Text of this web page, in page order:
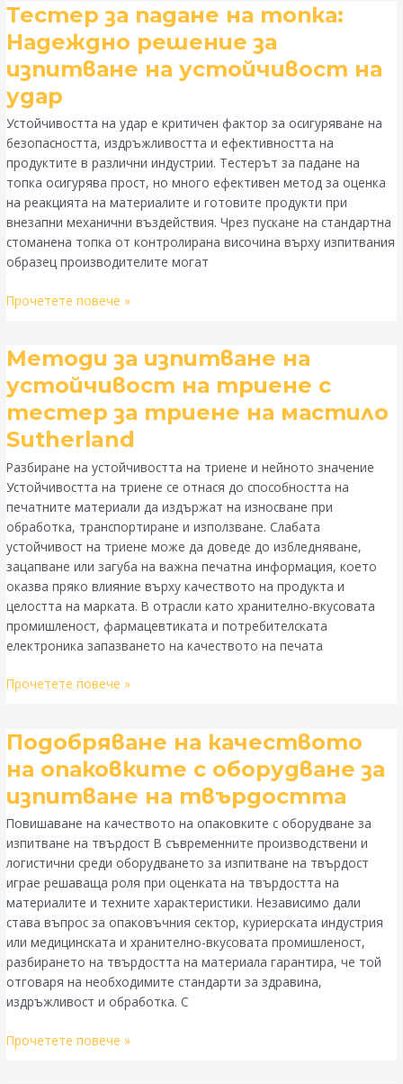
Тестер за падане на топка:
Надеждно решение за
изпитване на устойчивост на
удар
Устойчивостта на удар е критичен фактор за осигуряване на
безопасността, издръжливостта и ефективността на
продуктите в различни индустрии. Тестерът за падане на
топка осигурява прост, но много ефективен метод за оценка
на реакцията на материалите и готовите продукти при
внезапни механични въздействия. Чрез пускане на стандартна
стоманена топка от контролирана височина върху изпитвания
образец производителите могат
Тестер
падане
на
топка:
Надеждно
решение
за
изпитване
на
устойчивост
на
удар
Прочетете повече »
Методи за изпитване на
устойчивост на триене с
тестер за триене на мастило
Sutherland
Разбиране на устойчивостта на триене и нейното значение
Устойчивостта на триене се отнася до способността на
печатните материали да издържат на износване при
обработка, транспортиране и използване. Слабата
устойчивост на триене може да доведе до избледняване,
зацапване или загуба на важна печатна информация, което
оказва пряко влияние върху качеството на продукта и
целостта на марката. В отрасли като хранително-вкусовата
промишленост, фармацевтиката и потребителската
електроника запазването на качеството на печата
Методи
изпитване
на
устойчивост
триене
с
тестер
за
триене
на
мастило
Sutherland
Прочетете повече »
Подобряване на качеството
на опаковките с оборудване за
изпитване на твърдостта
Повишаване на качеството на опаковките с оборудване за
изпитване на твърдост В съвременните производствени и
логистични среди оборудването за изпитване на твърдост
играе решаваща роля при оценката на твърдостта на
материалите и техните характеристики. Независимо дали
става въпрос за опаковъчния сектор, куриерската индустрия
или медицинската и хранително-вкусовата промишленост,
разбирането на твърдостта на материала гарантира, че той
отговаря на необходимите стандарти за здравина,
издръжливост и обработка. С
Подобряване
качеството
на
опаковките
изпитване
твърдостта
Прочетете повече »